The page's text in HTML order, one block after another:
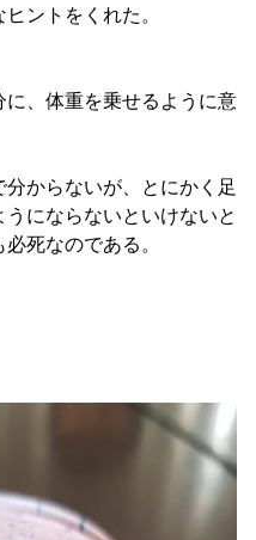
ントをくれた。
、体重を乗せるように意
からないが、とにかく足
にならないといけないと
死なのである。